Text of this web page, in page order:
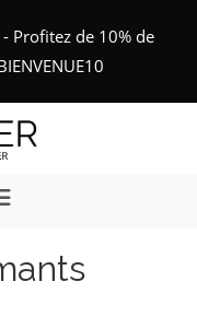
Profitez de 10% de